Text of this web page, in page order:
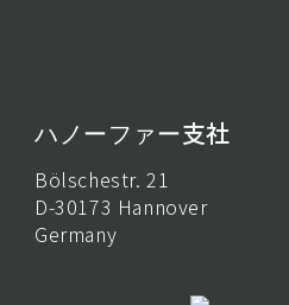
ハノーファー支社
Bölschestr. 21
D-30173 Hannover
Germany